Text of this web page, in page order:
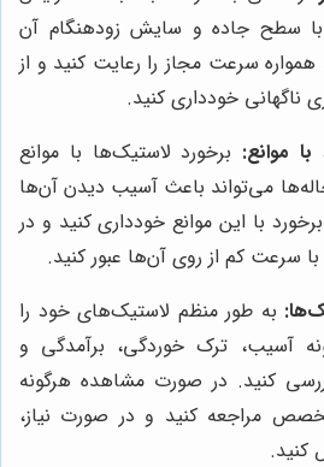
سطح جاده و سایش زودهنگام آن
سرعت مجاز را رعایت کنید و از
ناگهانی خودداری کنید.
موانع: برخورد لاستیک‌ها با موانع
می‌تواند باعث آسیب دیدن آن‌ها
با این موانع خودداری کنید و در
سرعت کم از روی آن‌ها عبور کنید.
به طور منظم لاستیک‌های خود را
آسیب، ترک خوردگی، برآمدگی و
کنید. در صورت مشاهده هرگونه
مراجعه کنید و در صورت نیاز،
کنید.